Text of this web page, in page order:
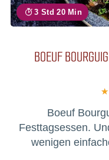
3 Std 20 Min
BOEUF
Boeuf
Festtagsessen.
wenigen